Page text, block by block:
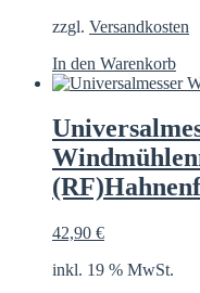
zzgl. Versandkosten
In den Warenkorb
42,90 €
inkl. 19 % MwSt.